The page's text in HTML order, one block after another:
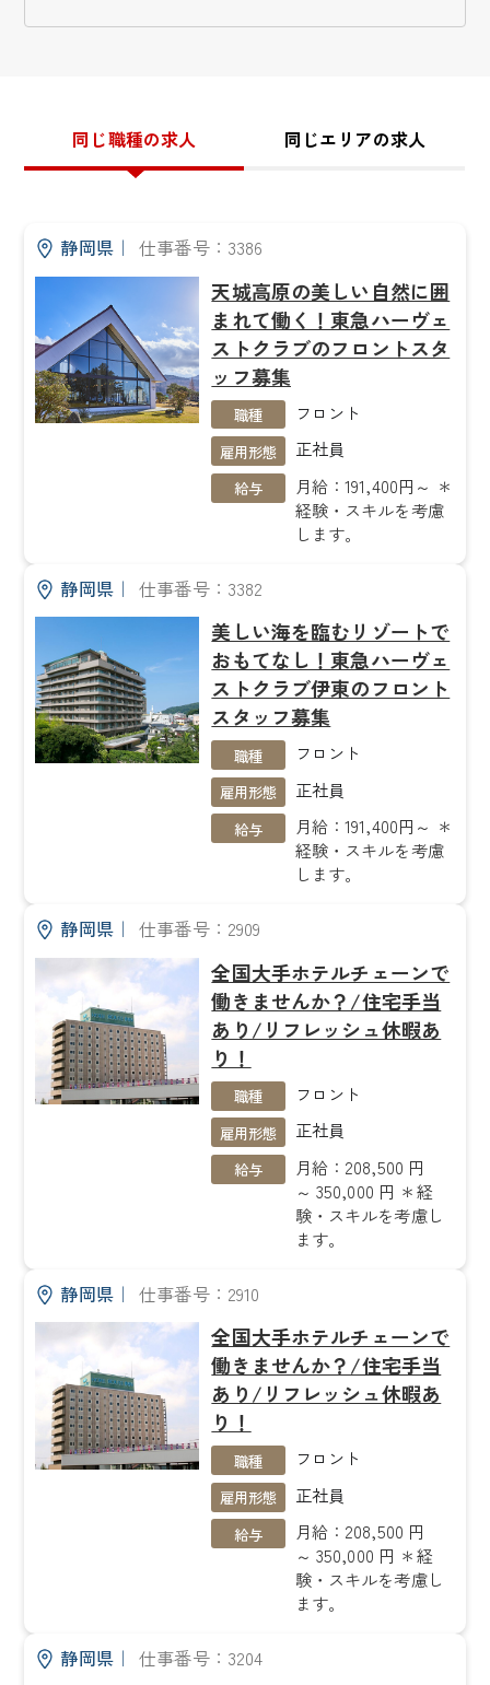
同じ職種の求人 同じエリアの求人
静岡県｜ 仕事番号：3386
天城高原の美しい自然に囲
まれて働く！東急ハーヴェ
ストクラブのフロントスタ
ッフ募集
職種 フロント
雇用形態 正社員
給与
月給：191,400円～ ＊
経験・スキルを考慮
します。
静岡県｜ 仕事番号：3382
美しい海を臨むリゾートで
おもてなし！東急ハーヴェ
ストクラブ伊東のフロント
スタッフ募集
職種 フロント
雇用形態 正社員
給与
月給：191,400円～ ＊
経験・スキルを考慮
します。
静岡県｜ 仕事番号：2909
全国大手ホテルチェーンで
働きませんか？/住宅手当
あり/リフレッシュ休暇あ
り！
職種 フロント
雇用形態 正社員
給与
月給：208,500 円
～ 350,000 円 ＊経
験・スキルを考慮し
ます。
静岡県｜ 仕事番号：2910
全国大手ホテルチェーンで
働きませんか？/住宅手当
あり/リフレッシュ休暇あ
り！
職種 フロント
雇用形態 正社員
給与
月給：208,500 円
～ 350,000 円 ＊経
験・スキルを考慮し
ます。
静岡県｜ 仕事番号：3204